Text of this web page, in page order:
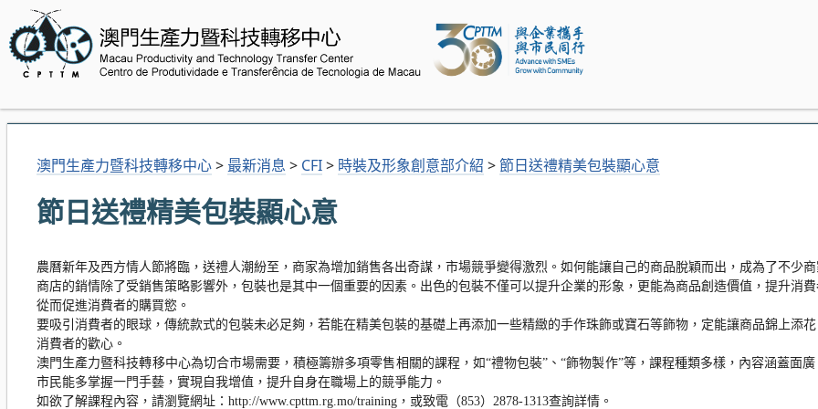
澳門生產力暨科技轉移中心> 最新消息 > CFI> 時裝及形象創意部介紹 >節日送禮精美包裝顯心意
節日送禮精美包裝顯心意
農曆新年及西方情人節將臨，送禮人潮紛至，商家為增加銷售各出奇謀，市場競爭變得激烈。如何能讓自己的商品脫穎而出，成為了不少
商店的銷情除了受銷售策略影響外，包裝也是其中一個重要的因素。出色的包裝不僅可以提升企業的形象，更能為商品創造價值，提升消
從而促進消費者的購買慾。
要吸引消費者的眼球，傳統款式的包裝未必足夠，若能在精美包裝的基礎上再添加一些精緻的手作珠飾或寶石等飾物，定能讓商品錦上添
消費者的歡心。
澳門生產力暨科技轉移中心為切合市場需要，積極籌辦多項零售相關的課程，如“禮物包裝”、“飾物製作”等，課程種類多樣，內容涵蓋面
市民能多掌握一門手藝，實現自我增值，提升自身在職場上的競爭能力。
如欲了解課程內容，請瀏覽網址：http://www.cpttm.rg.mo/training，或致電（853）2878-1313查詢詳情。